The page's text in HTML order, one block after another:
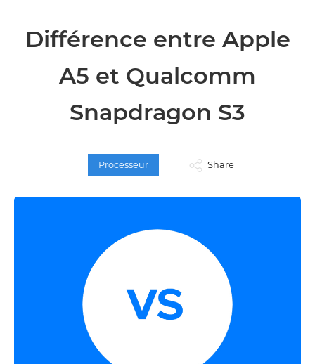
Différence entre Apple
A5 et Qualcomm
Snapdragon S3
Processeur Share